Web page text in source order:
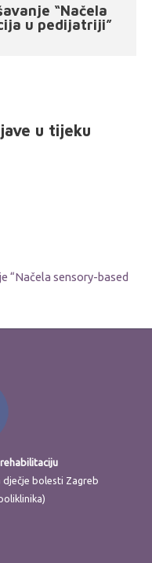
“Načela
u pedijatriji”
u tijeku
“Načela sensory-based
dječje bolesti Zagreb